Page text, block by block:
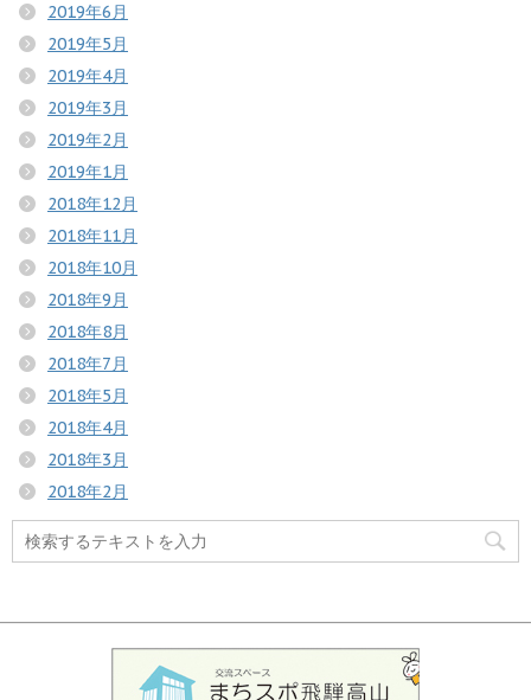
2019年6月
2019年5月
2019年4月
2019年3月
2019年2月
2019年1月
2018年12月
2018年11月
2018年10月
2018年9月
2018年8月
2018年7月
2018年5月
2018年4月
2018年3月
2018年2月